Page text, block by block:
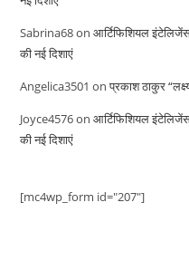
Sabrina68onआर्टिफिशियल
की नई दिशाएं
Angelica3501 onप्रकाश ठाकुर
Joyce4576onआर्टिफिशियल
की नई दिशाएं
[mc4wp_form id="207"]